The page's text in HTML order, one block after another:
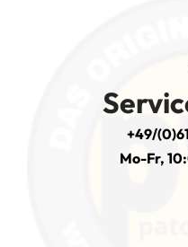
+49/
Mo-Fr,